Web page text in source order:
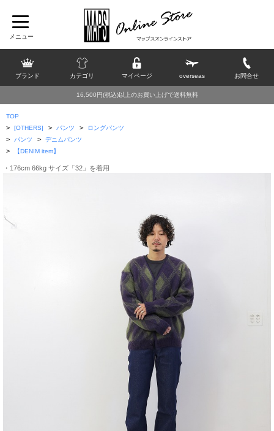
ブランド カテゴリ マイページ overseas お問合せ
16,500円(税込)以上のお買い上げで送料無料
TOP
> [OTHERS] > パンツ > ロングパンツ
> パンツ > デニムパンツ
> 【DENIM item】
・176cm 66kg サイズ「32」を着用